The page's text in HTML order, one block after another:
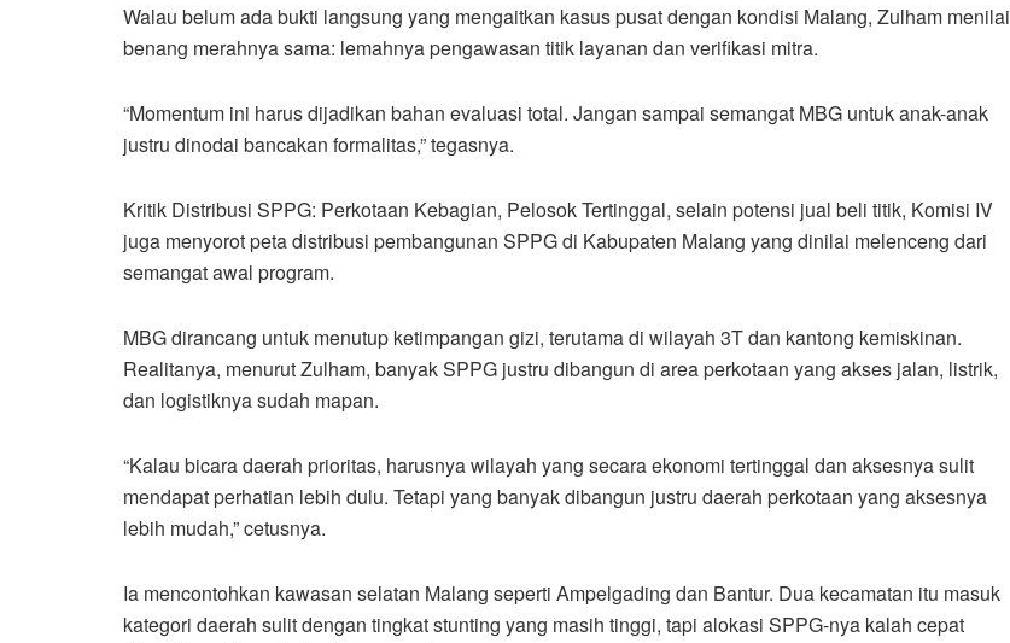
Walau belum ada bukti langsung yang mengaitkan kasus pusat dengan kondisi Malang, Zulham menilai
benang merahnya sama: lemahnya pengawasan titik layanan dan verifikasi mitra.
“Momentum ini harus dijadikan bahan evaluasi total. Jangan sampai semangat MBG untuk anak-anak
justru dinodai bancakan formalitas,” tegasnya.
Kritik Distribusi SPPG: Perkotaan Kebagian, Pelosok Tertinggal, selain potensi jual beli titik, Komisi IV
juga menyorot peta distribusi pembangunan SPPG di Kabupaten Malang yang dinilai melenceng dari
semangat awal program.
MBG dirancang untuk menutup ketimpangan gizi, terutama di wilayah 3T dan kantong kemiskinan.
Realitanya, menurut Zulham, banyak SPPG justru dibangun di area perkotaan yang akses jalan, listrik,
dan logistiknya sudah mapan.
“Kalau bicara daerah prioritas, harusnya wilayah yang secara ekonomi tertinggal dan aksesnya sulit
mendapat perhatian lebih dulu. Tetapi yang banyak dibangun justru daerah perkotaan yang aksesnya
lebih mudah,” cetusnya.
Ia mencontohkan kawasan selatan Malang seperti Ampelgading dan Bantur. Dua kecamatan itu masuk
kategori daerah sulit dengan tingkat stunting yang masih tinggi, tapi alokasi SPPG-nya kalah cepat